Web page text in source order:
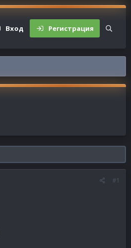
Вход Регистрация
#1